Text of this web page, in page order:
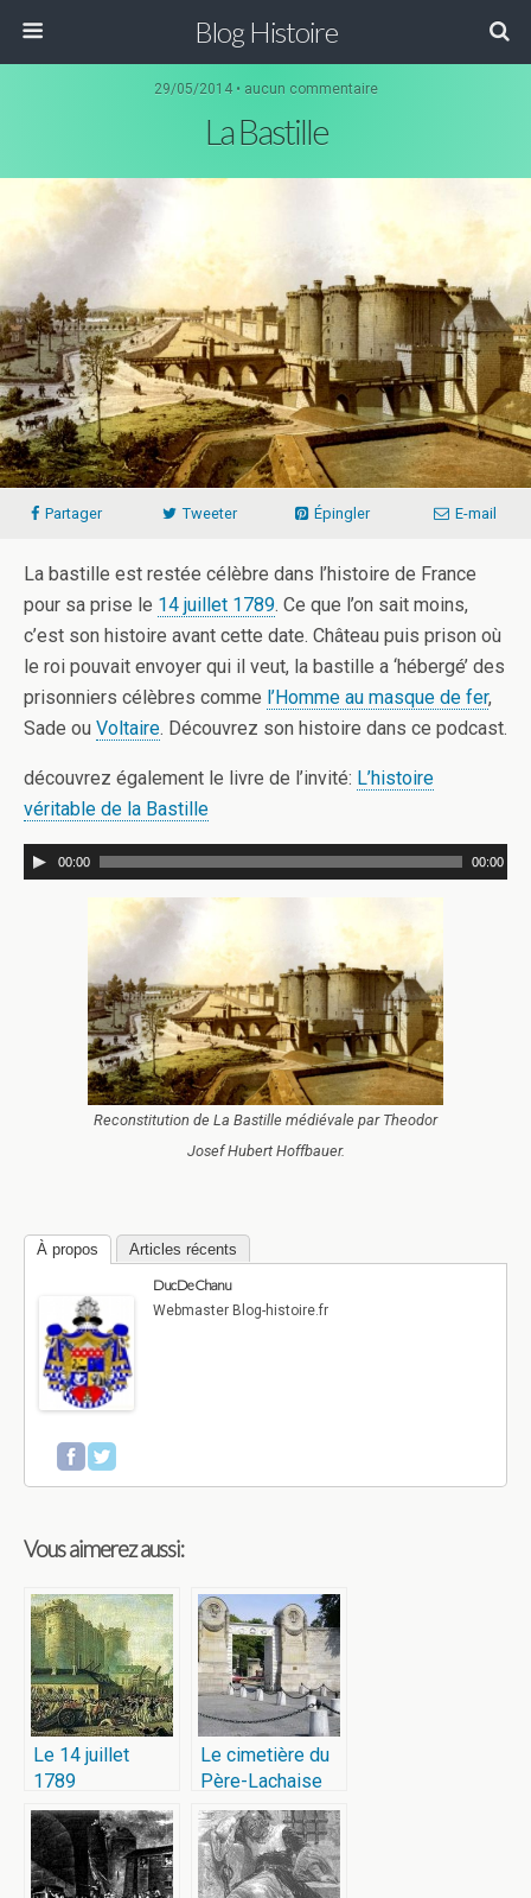
Blog Histoire
29/05/2014 • aucun commentaire
La Bastille
Partager Tweeter Épingler E-mail
La bastille est restée célèbre dans l’histoire de France
pour sa prise le 14 juillet 1789. Ce que l’on sait moins,
c’est son histoire avant cette date. Château puis prison où
le roi pouvait envoyer qui il veut, la bastille a ‘hébergé’ des
prisonniers célèbres comme l’Homme au masque de fer,
Sade ou Voltaire. Découvrez son histoire dans ce podcast.
découvrez également le livre de l’invité: L’histoire
véritable de la Bastille
00:00 00:00
Reconstitution de La Bastille médiévale par Theodor
Josef Hubert Hoffbauer.
À propos
Articles récents
Duc De Chanu
Webmaster Blog-histoire.fr
Vous aimerez aussi:
Le 14 juillet
1789
Le cimetière du
Père-Lachaise